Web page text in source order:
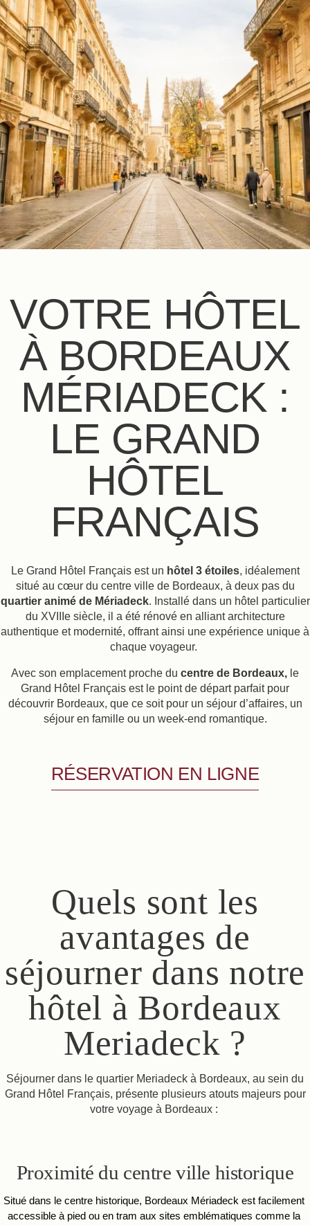
VOTRE HÔTEL
À BORDEAUX
MÉRIADECK :
LE GRAND
HÔTEL
FRANÇAIS
Le Grand Hôtel Français est un hôtel 3 étoiles, idéalement
situé au cœur du centre ville de Bordeaux, à deux pas du
quartier animé de Mériadeck. Installé dans un hôtel particulier
du XVIIIe siècle, il a été rénové en alliant architecture
authentique et modernité, offrant ainsi une expérience unique à
chaque voyageur.
Avec son emplacement proche du centre de Bordeaux, le
Grand Hôtel Français est le point de départ parfait pour
découvrir Bordeaux, que ce soit pour un séjour d’affaires, un
séjour en famille ou un week-end romantique.
RÉSERVATION EN LIGNE
Quels sont les
avantages de
séjourner dans notre
hôtel à Bordeaux
Meriadeck ?
Séjourner dans le quartier Meriadeck à Bordeaux, au sein du
Grand Hôtel Français, présente plusieurs atouts majeurs pour
votre voyage à Bordeaux :
Proximité du centre ville historique
Situé dans le centre historique, Bordeaux Mériadeck est facilement
accessible à pied ou en tram aux sites emblématiques comme la
FRENES